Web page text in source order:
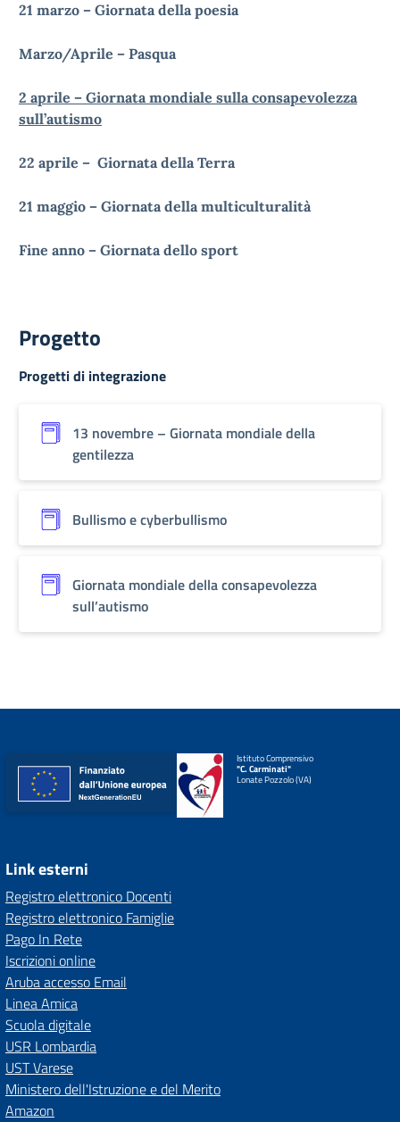
21 marzo – Giornata della poesia
Marzo/Aprile – Pasqua
2 aprile – Giornata mondiale sulla consapevolezza
sull’autismo
22 aprile – Giornata della Terra
21 maggio – Giornata della multiculturalità
Fine anno – Giornata dello sport
Progetto
Progetti di integrazione
13 novembre – Giornata mondiale della
gentilezza
Bullismo e cyberbullismo
Giornata mondiale della consapevolezza
sull’autismo
Istituto Comprensivo
"C. Carminati"
Lonate Pozzolo (VA)
Link esterni
Registro elettronico Docenti
Registro elettronico Famiglie
Pago In Rete
Iscrizioni online
Aruba accesso Email
Linea Amica
Scuola digitale
USR Lombardia
UST Varese
Ministero dell'Istruzione e del Merito
Amazon